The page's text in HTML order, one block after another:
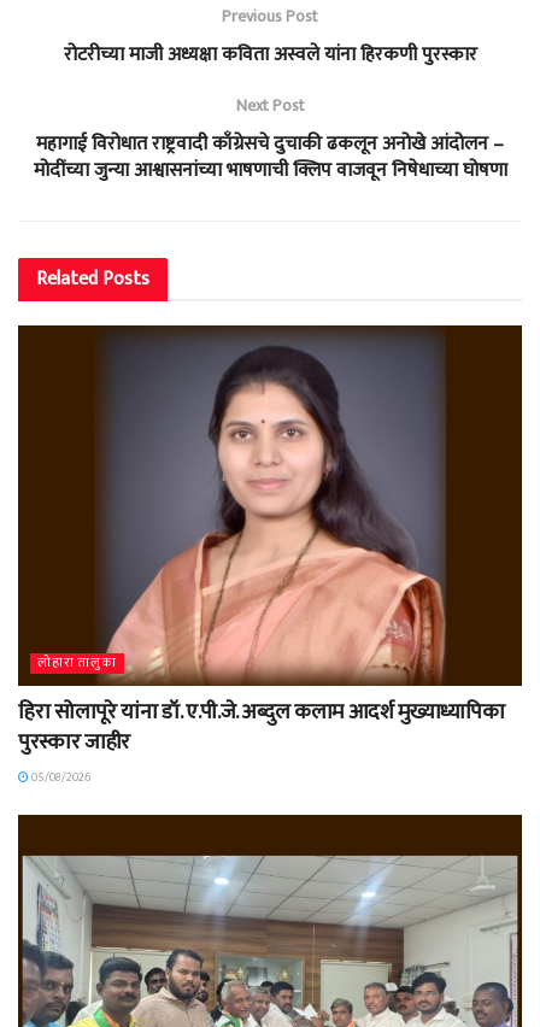
Previous Post
रोटरीच्या माजी अध्यक्षा कविता अस्वले यांना हिरकणी पुरस्कार
Next Post
महागाई विरोधात राष्ट्रवादी काँग्रेसचे दुचाकी ढकलून अनोखे आंदोलन –
मोदींच्या जुन्या आश्वासनांच्या भाषणाची क्लिप वाजवून निषेधाच्या घोषणा
RelatedPosts
लोहारा तालुका
हिरा सोलापूरे यांना डॉ. ए.पी.जे. अब्दुल कलाम आदर्श मुख्याध्यापिका
पुरस्कार जाहीर
05/08/2026